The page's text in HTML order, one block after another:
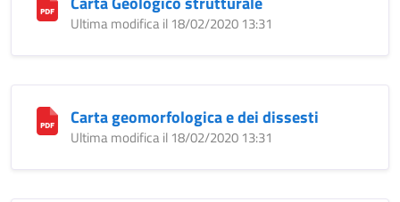
Ultima modifica il 18/02/2020 13:31
Carta geomorfologica e dei dissesti
Ultima modifica il 18/02/2020 13:31